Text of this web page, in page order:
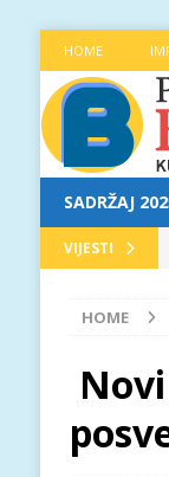
HOME
SADRŽAJ
VIJESTI
HOME